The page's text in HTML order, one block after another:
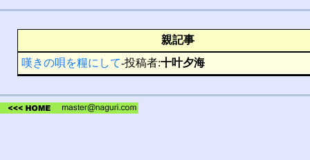
親記事
嘆きの唄を糧にして-投稿者:十叶夕海